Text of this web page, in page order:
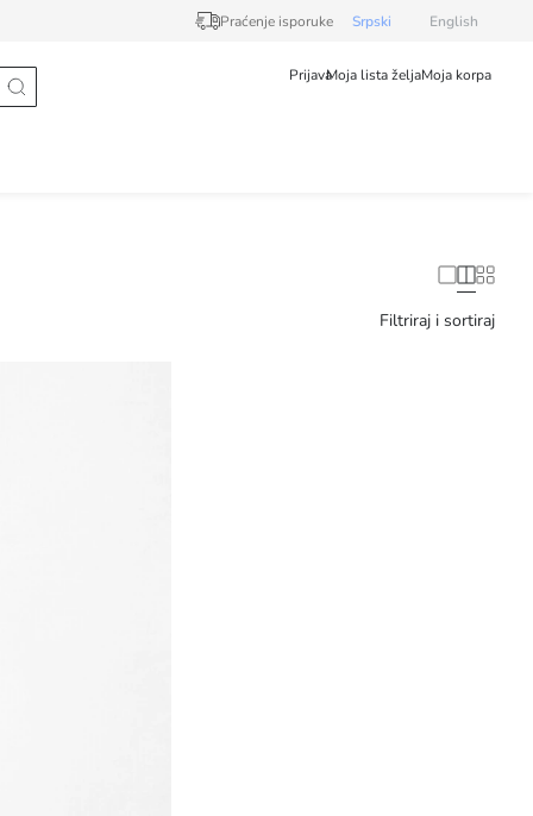
Praćenje isporuke Srpski English
PrijavaMoja lista željaMoja korpa
Filtriraj i sortiraj